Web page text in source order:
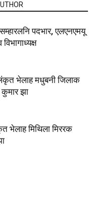
पदभार, एलएनएमयू
भेलाह मधुबनी जिलाक
कुमार झा
भेलाह मिथिला मिररक